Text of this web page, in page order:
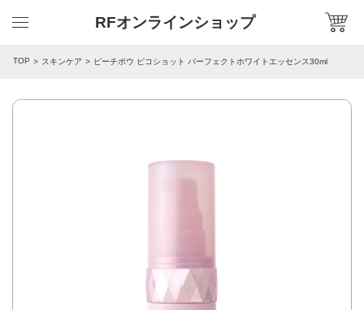
RFオンラインショップ
TOP スキンケア ピーチポウ ピコショット パーフェクトホワイトエッセンス30ml